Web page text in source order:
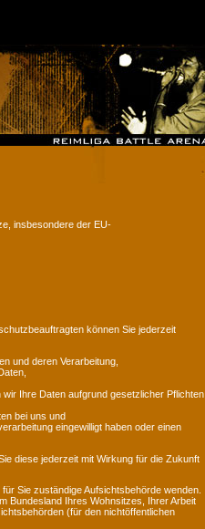
insbesondere der EU-
können Sie jederzeit
und deren Verarbeitung,
Ihre Daten aufgrund gesetzlicher Pflichten
bei uns und
eingewilligt haben oder einen
diese jederzeit mit Wirkung für die Zukunft
Sie zuständige Aufsichtsbehörde wenden.
Bundesland Ihres Wohnsitzes, Ihrer Arbeit
(für den nichtöffentlichen